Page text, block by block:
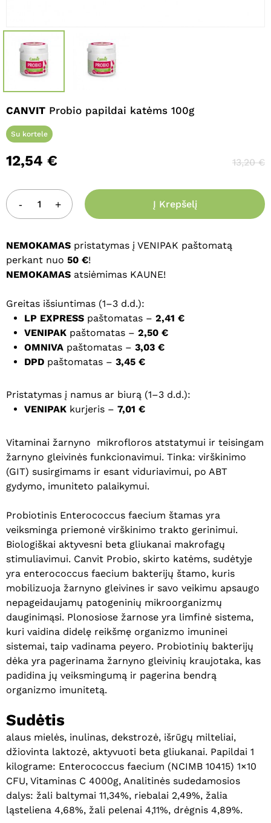
CANVIT Probio papildai katėms 100g
Su kortele
12,54 € 13,20€
Į Krepšelį
NEMOKAMAS pristatymas į VENIPAK paštomatą
perkant nuo 50 €!
NEMOKAMAS atsiėmimas KAUNE!
Greitas išsiuntimas (1–3 d.d.):
LP EXPRESS paštomatas – 2,41 €
VENIPAK paštomatas – 2,50 €
OMNIVA paštomatas – 3,03 €
DPD paštomatas – 3,45 €
Pristatymas į namus ar biurą (1–3 d.d.):
VENIPAK kurjeris – 7,01 €
Vitaminai žarnyno mikrofloros atstatymui ir teisingam
žarnyno gleivinės funkcionavimui. Tinka: virškinimo
(GIT) susirgimams ir esant viduriavimui, po ABT
gydymo, imuniteto palaikymui.
Probiotinis Enterococcus faecium štamas yra
veiksminga priemonė virškinimo trakto gerinimui.
Biologiškai aktyvesni beta gliukanai makrofagų
stimuliavimui. Canvit Probio, skirto katėms, sudėtyje
yra enterococcus faecium bakterijų štamo, kuris
mobilizuoja žarnyno gleivines ir savo veikimu apsaugo
nepageidaujamų patogeninių mikroorganizmų
dauginimąsi. Plonosiose žarnose yra limfinė sistema,
kuri vaidina didelę reikšmę organizmo imuninei
sistemai, taip vadinama peyero. Probiotinių bakterijų
dėka yra pagerinama žarnyno gleivinių kraujotaka, kas
padidina jų veiksmingumą ir pagerina bendrą
organizmo imunitetą.
Sudėtis
alaus mielės, inulinas, dekstrozė, išrūgų milteliai,
džiovinta laktozė, aktyvuoti beta gliukanai. Papildai 1
kilograme: Enterococcus faecium (NCIMB 10415) 1×10
CFU, Vitaminas C 4000g, Analitinės sudedamosios
dalys: žali baltymai 11,34%, riebalai 2,49%, žalia
ląsteliena 4,68%, žali pelenai 4,11%, drėgnis 4,89%.
El. paštas
parašyti komentarą.